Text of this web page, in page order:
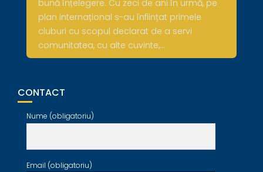
bună înțelegere. Cu zeci de ani în urmă, pe
plan internațional s-au înființat primele
cluburi cu scopul declarat de a servi
comunitatea, cu alte cuvinte,…
CONTACT
Nume (obligatoriu)
Email (obligatoriu)